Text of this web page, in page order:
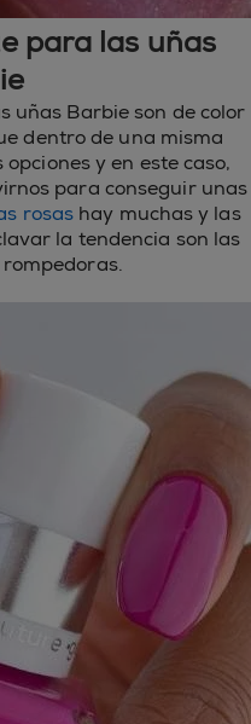
para las uñas
uñas Barbie son de color
dentro de una misma
y en este caso,
para conseguir unas
rosas hay muchas y las
la tendencia son las